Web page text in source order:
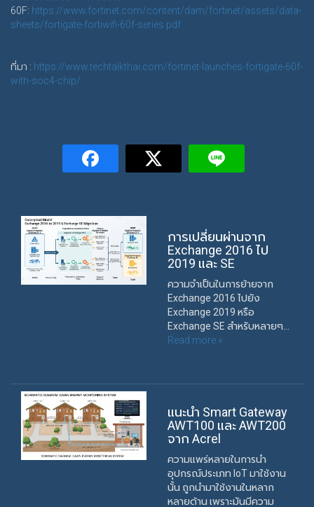
60F: https://www.fortinet.com/content/dam/fortinet/assets/data-
sheets/fortigate-fortiwifi-60f-series.pdf
ที่มา : https://www.techtalkthai.com/fortinet-launches-fortigate-60f-
with-soc4-chip/
การเปลี่ยนผ่านจาก
Exchange 2016 ไป
2019 และ SE
ความจำเป็นในการย้ายจาก
Exchange 2016 ไปยัง
Exchange 2019 หรือ
Exchange SE สำหรับหลายๆ...
Read more »
แนะนำ Smart Gateway
AWT100 และ AWT200
จาก Acrel
ความแพร่หลายในการนำ
อุปกรณ์ประเภท IoT มาใช้งาน
นั้น ถูกนำมาใช้งานในหลาก
หลายด้าน เพราะมันมีความ